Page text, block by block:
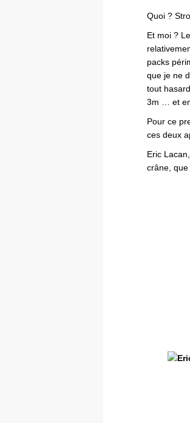
Quoi ?
Et moi ?
packs
que je ne
tout
3m … et
Pour ce
ces deux
Eric
crâne, que